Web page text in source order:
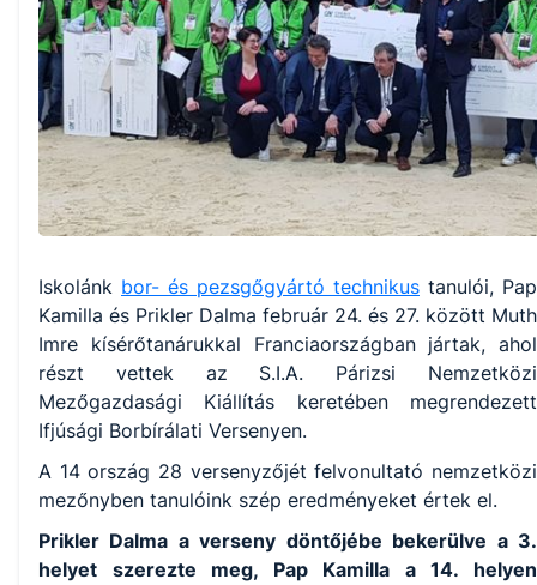
Iskolánk bor- és pezsgőgyártó technikus tanulói, Pap
Kamilla és Prikler Dalma február 24. és 27. között Muth
Imre kísérőtanárukkal Franciaországban jártak, ahol
részt vettek az S.I.A. Párizsi Nemzetközi
Mezőgazdasági Kiállítás keretében megrendezett
Ifjúsági Borbírálati Versenyen.
A 14 ország 28 versenyzőjét felvonultató nemzetközi
mezőnyben tanulóink szép eredményeket értek el.
Prikler Dalma a verseny döntőjébe bekerülve a 3.
helyet szerezte meg, Pap Kamilla a 14. helyen